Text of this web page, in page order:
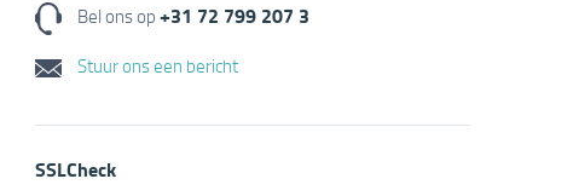
Bel ons op+31 72 799 207 3
Stuur ons een bericht
SSLCheck